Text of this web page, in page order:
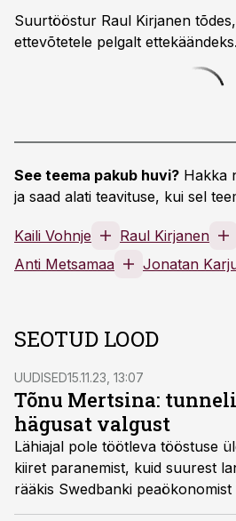
Suurtööstur Raul Kirjanen
ettevõtetele pelgalt ettekäändeks.
See teema pakub huvi? Hakka
ja saad alati teavituse, kui sel
Kaili Vohnje Raul Kirjanen
Anti Metsamaa
Jonatan
SEOTUD LOOD
UUDISED15.11.23, 13:07
Tõnu Mertsina:
hägusat valgust
Lähiajal pole töötleva tööstuse
kiiret paranemist, kuid suurest
rääkis Swedbanki
konverentsil Tööstuse äriplaan